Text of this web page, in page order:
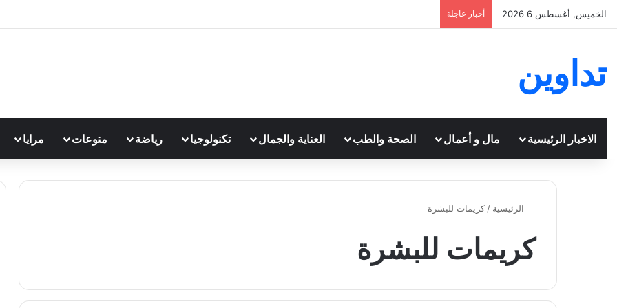
الخميس, أغسطس 6 2026 أخبار عاجلة
تداوين
الاخبار الرئيسية مال و أعمال الصحة والطب العناية والجمال تكنولوجيا رياضة منوعات مرايا
الرئيسية / كريمات للبشرة
كريمات للبشرة